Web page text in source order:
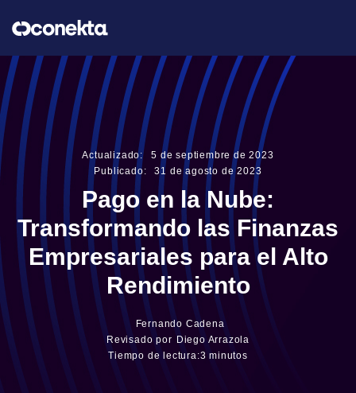
Actualizado: 5 deseptiembre de2023
Publicado:
31 deagosto de2023
Pago en la Nube:
Transformando las Finanzas
Empresariales para el Alto
Rendimiento
Fernando Cadena
Revisado por Diego Arrazola
Tiempo de lectura:3 minutos